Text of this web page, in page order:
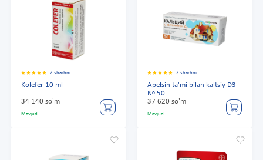
2 sharhni
Kolefer 10 ml
34 140 so'm
Mavjud
2 sharhni
Apelsin ta'mi bilan kaltsiy D3
№ 50
37 620 so'm
Mavjud